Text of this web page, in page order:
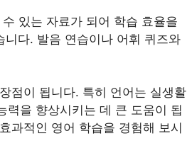
있는 자료가 되어 학습 효율을
다. 발음 연습이나 어휘 퀴즈와
점이 됩니다. 특히 언어는 실생활
력을 향상시키는 데 큰 도움이 됩
과적인 영어 학습을 경험해 보시